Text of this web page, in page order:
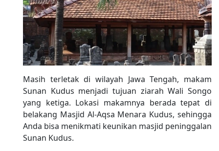
Masih terletak di wilayah Jawa Tengah, makam
Sunan Kudus menjadi tujuan ziarah Wali Songo
yang ketiga. Lokasi makamnya berada tepat di
belakang Masjid Al-Aqsa Menara Kudus, sehingga
Anda bisa menikmati keunikan masjid peninggalan
Sunan Kudus.